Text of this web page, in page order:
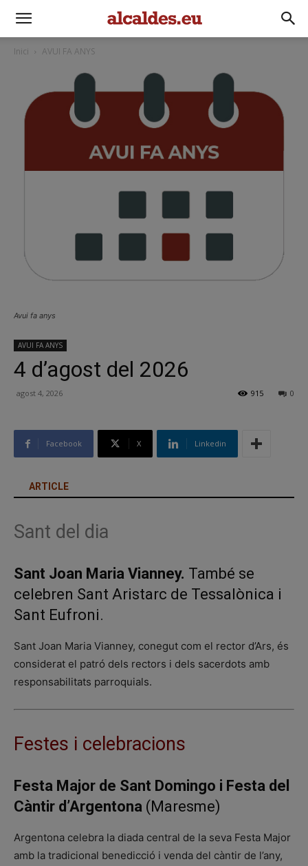
Inici AVUI FA ANYS
Avui fa anys
AVUI FA ANYS
4 d’agost del 2026
agost 4, 2026 0
915
Facebook X Linkedin
ARTICLE
Sant del dia
Sant Joan Maria Vianney. També se
celebren Sant Aristarc de Tessalònica i
Sant Eufroni.
Sant Joan Maria Vianney, conegut com el rector d’Ars, és
considerat el patró dels rectors i dels sacerdots amb
responsabilitats parroquials.
Festes i celebracions
Festa Major de Sant Domingo i Festa del
Càntir d’Argentona (Maresme)
Argentona celebra la diada central de la seva Festa Major
amb la tradicional benedicció i venda del càntir de l’any,